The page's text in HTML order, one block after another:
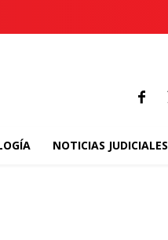
NOTICIAS JUDICIALES